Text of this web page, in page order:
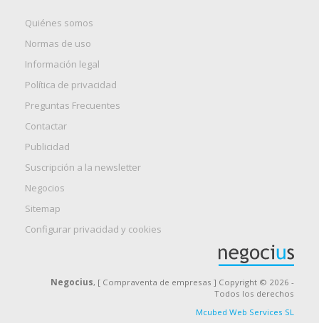
Quiénes somos
Normas de uso
Información legal
Política de privacidad
Preguntas Frecuentes
Contactar
Publicidad
Suscripción a la newsletter
Negocios
Sitemap
Configurar privacidad y cookies
Negocius, [ Compraventa de empresas ] Copyright © 2026 -
Todos los derechos
Mcubed Web Services SL